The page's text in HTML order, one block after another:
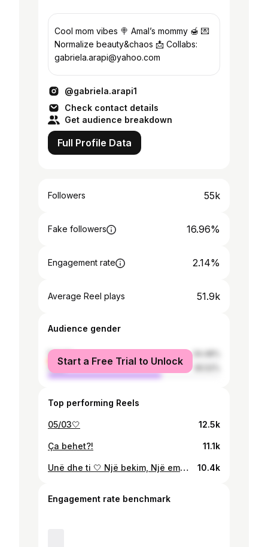
Cool mom vibes 🍭 Amal’s mommy 🍯 💌
Normalize beauty&chaos 📩 Collabs:
gabriela.arapi@yahoo.com
@gabriela.arapi1
Check contact details
Get audience breakdown
Full Profile Data
Followers 55k
Fake followers 16.96%
Engagement rate 2.14%
Average Reel plays 51.9k
Audience gender
female
male
Start a Free Trial to Unlock
Top performing Reels
05/03🤍 12.5k
Ça behet?! 11.1k
Unë dhe ti 🤍 Një bekim, Një emocion i papërshkrueshëm, Një ndjenjë e vërtetë, Një ëndërr e bërë realitet, Një dëshirë e plotësuar, Një dashuri pa kufi. Po, Dashuritë e pastra ekzistojnë. Ti EKZISTON!! Ti më dhe shpresë e forcë! Jam e dashuruar në ty, e marrosur në ty. Mezi pres të të mbaj në krahët e mi🤱🏻 Faleminderit Allah për këtë dhuratë.🕉️🤍 10.4k
Engagement rate benchmark